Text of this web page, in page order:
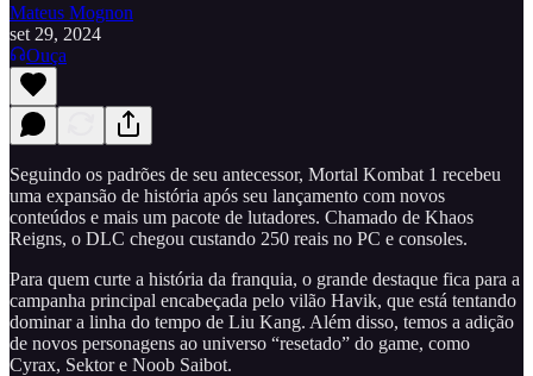
Mateus Mognon
set 29, 2024
Ouça
Seguindo os padrões de seu antecessor, Mortal Kombat 1 recebeu
uma expansão de história após seu lançamento com novos
conteúdos e mais um pacote de lutadores. Chamado de Khaos
Reigns, o DLC chegou custando 250 reais no PC e consoles.
Para quem curte a história da franquia, o grande destaque fica para a
campanha principal encabeçada pelo vilão Havik, que está tentando
dominar a linha do tempo de Liu Kang. Além disso, temos a adição
de novos personagens ao universo “resetado” do game, como
Cyrax, Sektor e Noob Saibot.